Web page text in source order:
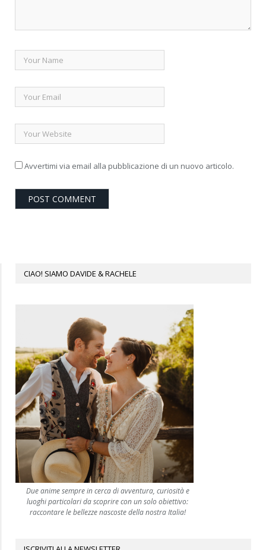
Avvertimi via email alla pubblicazione di un nuovo articolo.
CIAO! SIAMO DAVIDE & RACHELE
Due anime sempre in cerca di avventura, curiosità e
luoghi particolari da scoprire con un solo obiettivo:
raccontare le bellezze nascoste della nostra Italia!